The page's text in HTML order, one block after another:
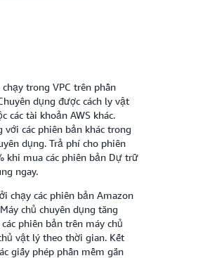
trong VPC trên phần
dụng được cách ly vật
các tài khoản AWS khác.
với các phiên bản khác trong
dụng. Trả phí cho phiên
khi mua các phiên bản Dự trữ
ngay.
chạy các phiên bản Amazon
chủ chuyên dụng tăng
phiên bản trên máy chủ
vật lý theo thời gian. Kết
giấy phép phần mềm gắn